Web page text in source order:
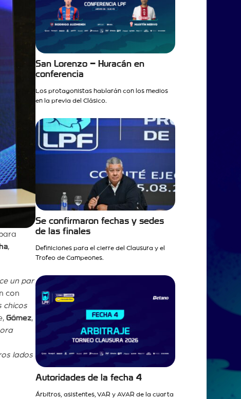
,
un par
con
chicos
Gómez,
lados
San Lorenzo – Huracán en
conferencia
Los protagonistas hablarán con los medios
en la previa del Clásico.
Se confirmaron fechas y sedes
de las finales
Definiciones para el cierre del Clausura y el
Trofeo de Campeones.
Autoridades de la fecha 4
Árbitros, asistentes, VAR y AVAR de la cuarta